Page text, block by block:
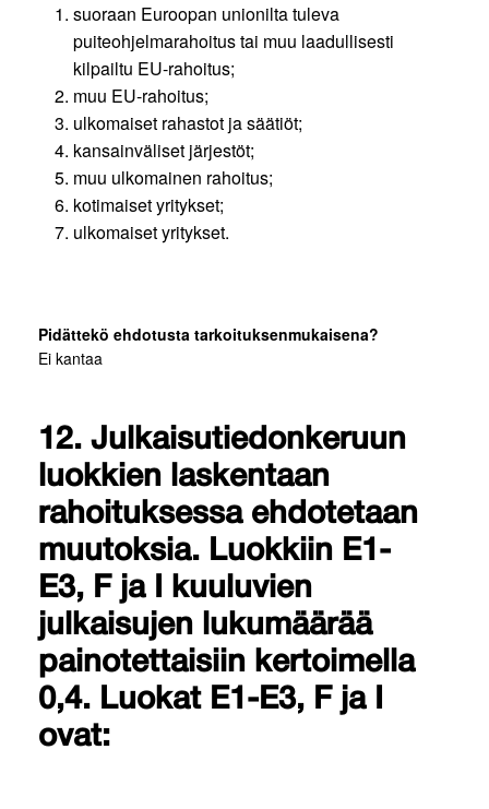
suoraan Euroopan unionilta tuleva
puiteohjelmarahoitus tai muu laadullisesti
kilpailtu EU-rahoitus;
muu EU-rahoitus;
ulkomaiset rahastot ja säätiöt;
kansainväliset järjestöt;
muu ulkomainen rahoitus;
kotimaiset yritykset;
ulkomaiset yritykset.
Pidättekö ehdotusta tarkoituksenmukaisena?
Ei kantaa
12. Julkaisutiedonkeruun
luokkien laskentaan
rahoituksessa ehdotetaan
muutoksia. Luokkiin E1-
E3, F ja I kuuluvien
julkaisujen lukumäärää
painotettaisiin kertoimella
0,4. Luokat E1-E3, F ja I
ovat: